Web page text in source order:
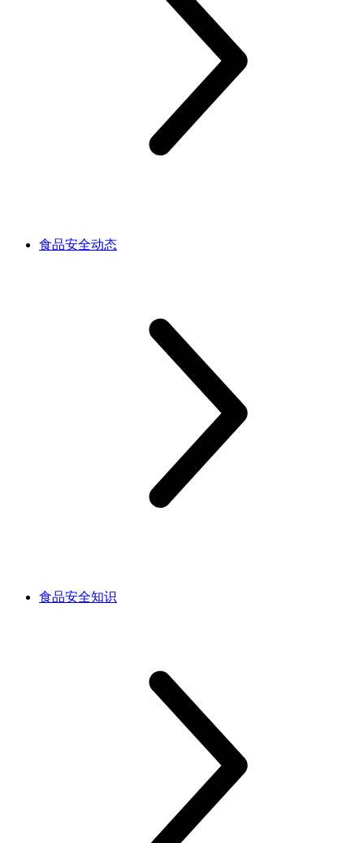
食品安全动态
食品安全知识